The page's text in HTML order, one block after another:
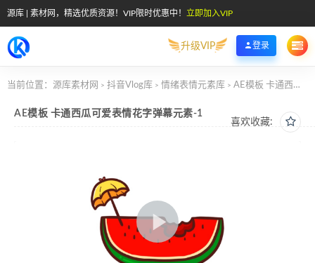
源库 | 素材网，精选优质资源！VIP限时优惠中！ 立即加入VIP
升级VIP 登录
当前位置： 源库素材网 > 抖音Vlog库 > 情绪表情元素库 > AE模板 卡通西瓜可爱表情花字弹幕元素-1
喜欢收藏:
AE模板 卡通西瓜可爱表情花字弹幕元素-1